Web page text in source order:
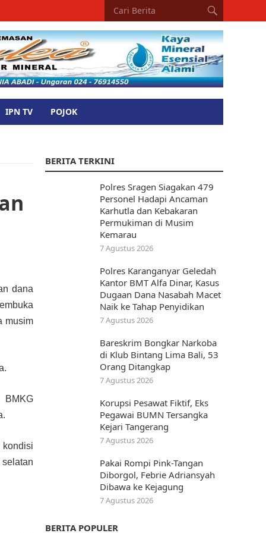
IPN TV POJOK
dana
musim
BMKG
kondisi
BERITA TERKINI
Polres Sragen Siagakan 479
Personel Hadapi Ancaman
Karhutla dan Kebakaran
Permukiman di Musim
Kemarau
7 Agustus 2026
Polres Karanganyar Geledah
Kantor BMT Alfa Dinar, Kasus
Dugaan Dana Nasabah Macet
Naik ke Tahap Penyidikan
7 Agustus 2026
Bareskrim Bongkar Narkoba
di Klub Bintang Lima Bali, 53
Orang Ditangkap
7 Agustus 2026
Korupsi Pesawat Fiktif, Eks
Pegawai BUMN Tersangka
Kejari Tangerang
7 Agustus 2026
Pakai Rompi Pink-Tangan
Diborgol, Febrie Adriansyah
Dibawa ke Kejagung
7 Agustus 2026
BERITA POPULER